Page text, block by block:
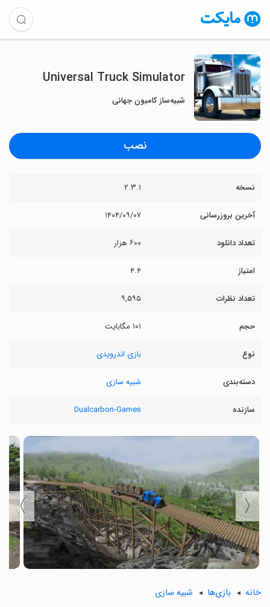
Universal Truck Simulator
شبیه‌ساز کامیون جهانی
نصب
نسخه ۲.۳.۱
آخرین بروزرسانی ۱۴۰۴/۰۹/۰۷
تعداد دانلود ۶۰۰ هزار
امتیاز ۴.۴
تعداد نظرات ۹,۵۹۵
حجم ۱۰۱ مگابایت
نوع بازی اندرویدی
دسته‌بندی شبیه سازی
سازنده Dualcarbon-Games
〈
〉
خانه بازی‌ها شبیه سازی